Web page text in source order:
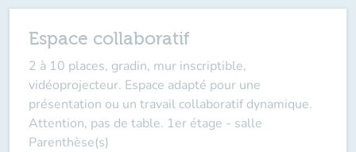
Espace collaboratif
2 à 10 places, gradin, mur inscriptible,
vidéoprojecteur. Espace adapté pour une
présentation ou un travail collaboratif dynamique.
Attention, pas de table. 1er étage - salle
Parenthèse(s)